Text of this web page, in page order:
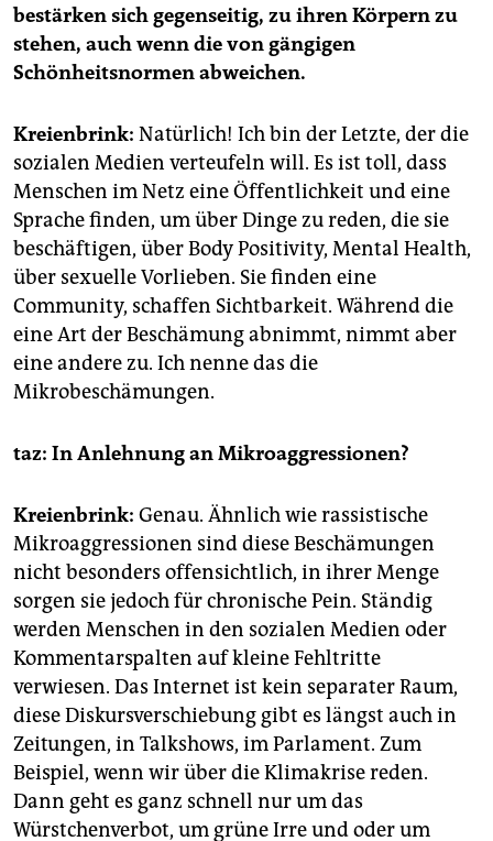
bestärken sich gegenseitig, zu ihren Körpern zu
stehen, auch wenn die von gängigen
Schönheitsnormen abweichen.
Kreienbrink: Natürlich! Ich bin der Letzte, der die
sozialen Medien verteufeln will. Es ist toll, dass
Menschen im Netz eine Öffentlichkeit und eine
Sprache finden, um über Dinge zu reden, die sie
beschäftigen, über Body Positivity, Mental Health,
über sexuelle Vorlieben. Sie finden eine
Community, schaffen Sichtbarkeit. Während die
eine Art der Beschämung abnimmt, nimmt aber
eine andere zu. Ich nenne das die
Mikrobeschämungen.
taz: In Anlehnung an Mikroaggressio­nen?
Kreienbrink: Genau. Ähnlich wie rassistische
Mikroaggressionen sind diese Beschämungen
nicht besonders offensichtlich, in ihrer Menge
sorgen sie jedoch für chronische Pein. Ständig
werden Menschen in den sozialen Medien oder
Kommentarspalten auf kleine Fehltritte
verwiesen. Das Internet ist kein separater Raum,
diese Diskursverschiebung gibt es längst auch in
Zeitungen, in Talkshows, im Parlament. Zum
Beispiel, wenn wir über die Klimakrise reden.
Dann geht es ganz schnell nur um das
Würstchenverbot, um grüne Irre und oder um